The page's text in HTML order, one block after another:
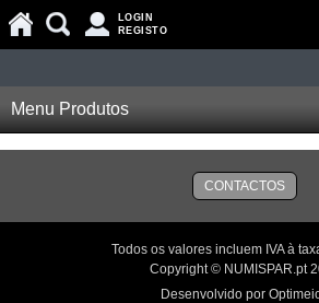
LOGIN
REGISTO
Menu Produtos
CONTACTOS
Todos os valores incluem IVA à
Copyright © NUMISPAR.pt
Desenvolvido por